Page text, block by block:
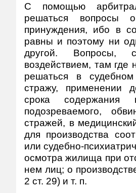
С помощью
решаться вопросы о
принуждения, ибо в
равны и поэтому ни
другой. Вопросы,
воздействием, там где
решаться в
стражу, применении
срока
подозреваемого,
стражей, в
для производства
или судебно-
осмотра жилища при
нем лиц; о
2 ст. 29) и т. п.